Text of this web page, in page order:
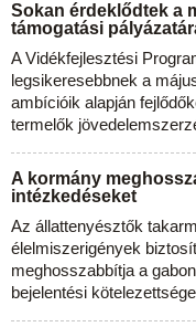
Sokan érdeklődtek a
támogatási
A Vidékfejlesztési
legsikeresebbnek a
ambícióik alapján
termelők
A kormány
intézkedéseket
Az állattenyésztők
élelmiszerigények
meghosszabbítja a
bejelentési